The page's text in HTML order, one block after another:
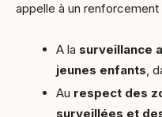
appelle à un
A la surveillance
jeunes enfants,
Au respect des
surveillées et